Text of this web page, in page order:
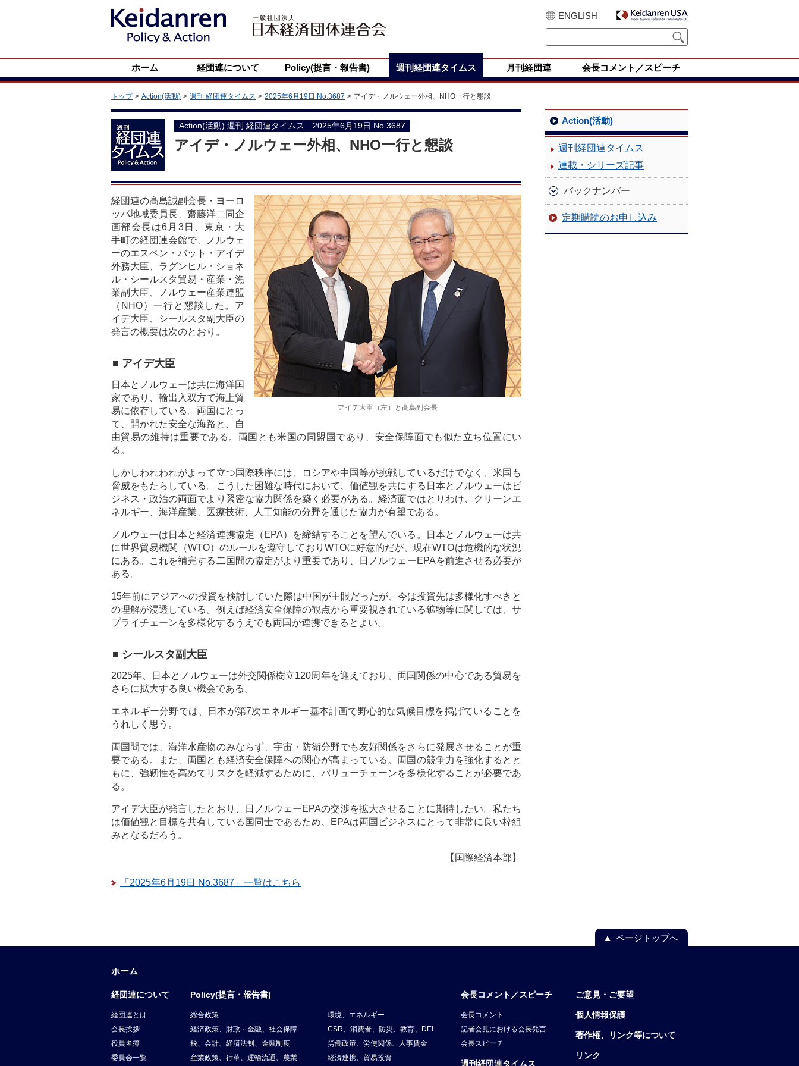
ENGLISH
ホーム 経団連について Policy(提言・報告書) 週刊経団連タイムス 月刊経団連 会長コメント／スピーチ
トップ Action(活動) 週刊 経団連タイムス 2025年6月19日 No.3687 アイデ・ノルウェー外相、NHO一行と懇談
Action(活動) 週刊 経団連タイムス 2025年6月19日 No.3687
アイデ・ノルウェー外相、NHO一行と懇談
アイデ大臣（左）と髙島副会長
経団連の髙島誠副会長・ヨーロ
ッパ地域委員長、齋藤洋二同企
画部会長は6月3日、東京・大
手町の経団連会館で、ノルウェ
ーのエスペン・バット・アイデ
外務大臣、ラグンヒル・ショネ
ル・シールスタ貿易・産業・漁
業副大臣、ノルウェー産業連盟
（NHO）一行と懇談した。ア
イデ大臣、シールスタ副大臣の
発言の概要は次のとおり。
■ アイデ大臣
日本とノルウェーは共に海洋国
家であり、輸出入双方で海上貿
易に依存している。両国にとっ
て、開かれた安全な海路と、自
由貿易の維持は重要である。両国とも米国の同盟国であり、安全保障面でも似た立ち位置にい
る。
しかしわれわれがよって立つ国際秩序には、ロシアや中国等が挑戦しているだけでなく、米国も
脅威をもたらしている。こうした困難な時代において、価値観を共にする日本とノルウェーはビ
ジネス・政治の両面でより緊密な協力関係を築く必要がある。経済面ではとりわけ、クリーンエ
ネルギー、海洋産業、医療技術、人工知能の分野を通じた協力が有望である。
ノルウェーは日本と経済連携協定（EPA）を締結することを望んでいる。日本とノルウェーは共
に世界貿易機関（WTO）のルールを遵守しておりWTOに好意的だが、現在WTOは危機的な状況
にある。これを補完する二国間の協定がより重要であり、日ノルウェーEPAを前進させる必要が
ある。
15年前にアジアへの投資を検討していた際は中国が主眼だったが、今は投資先は多様化すべきと
の理解が浸透している。例えば経済安全保障の観点から重要視されている鉱物等に関しては、サ
プライチェーンを多様化するうえでも両国が連携できるとよい。
■ シールスタ副大臣
2025年、日本とノルウェーは外交関係樹立120周年を迎えており、両国関係の中心である貿易を
さらに拡大する良い機会である。
エネルギー分野では、日本が第7次エネルギー基本計画で野心的な気候目標を掲げていることを
うれしく思う。
両国間では、海洋水産物のみならず、宇宙・防衛分野でも友好関係をさらに発展させることが重
要である。また、両国とも経済安全保障への関心が高まっている。両国の競争力を強化するとと
もに、強靭性を高めてリスクを軽減するために、バリューチェーンを多様化することが必要であ
る。
アイデ大臣が発言したとおり、日ノルウェーEPAの交渉を拡大させることに期待したい。私たち
は価値観と目標を共有している国同士であるため、EPAは両国ビジネスにとって非常に良い枠組
みとなるだろう。
【国際経済本部】
「2025年6月19日 No.3687」一覧はこちら
Action(活動)
週刊経団連タイムス
連載・シリーズ記事
バックナンバー
定期購読のお申し込み
ページトップへ
ホーム
経団連について
経団連とは
会長挨拶
役員名簿
委員会一覧
Policy(提言・報告書)
総合政策
環境、エネルギー
経済政策、財政・金融、社会保障
CSR、消費者、防災、教育、DEI
税、会計、経済法制、金融制度
労働政策、労使関係、人事賃金
産業政策、行革、運輸流通、農業
経済連携、貿易投資
会長コメント／スピーチ
会長コメント
記者会見における会長発言
会長スピーチ
週刊経団連タイムス
ご意見・ご要望
個人情報保護
著作権、リンク等について
リンク